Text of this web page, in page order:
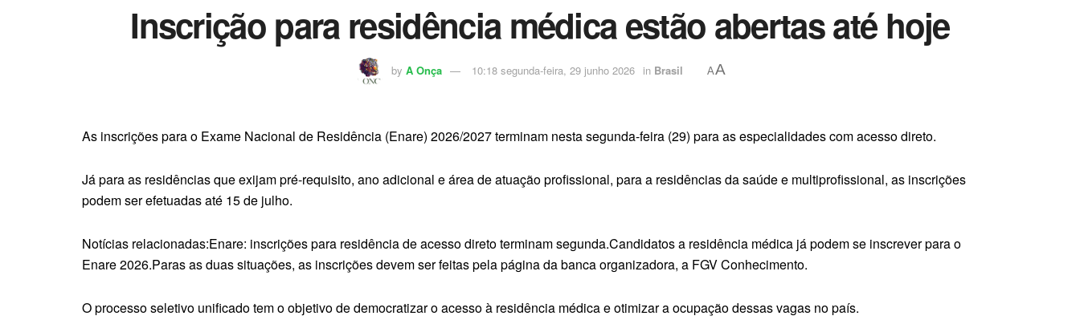
Inscrição para residência médica estão abertas até hoje
by A Onça 10:18 segunda-feira, 29 junho 2026 in Brasil AA
As inscrições para o Exame Nacional de Residência (Enare) 2026/2027 terminam nesta segunda-feira (29) para as especialidades com acesso direto.
Já para as residências que exijam pré-requisito, ano adicional e área de atuação profissional, para a residências da saúde e multiprofissional, as inscrições
podem ser efetuadas até 15 de julho.
Notícias relacionadas:Enare: inscrições para residência de acesso direto terminam segunda.Candidatos a residência médica já podem se inscrever para o
Enare 2026.Paras as duas situações, as inscrições devem ser feitas pela página da banca organizadora, a FGV Conhecimento.
O processo seletivo unificado tem o objetivo de democratizar o acesso à residência médica e otimizar a ocupação dessas vagas no país.